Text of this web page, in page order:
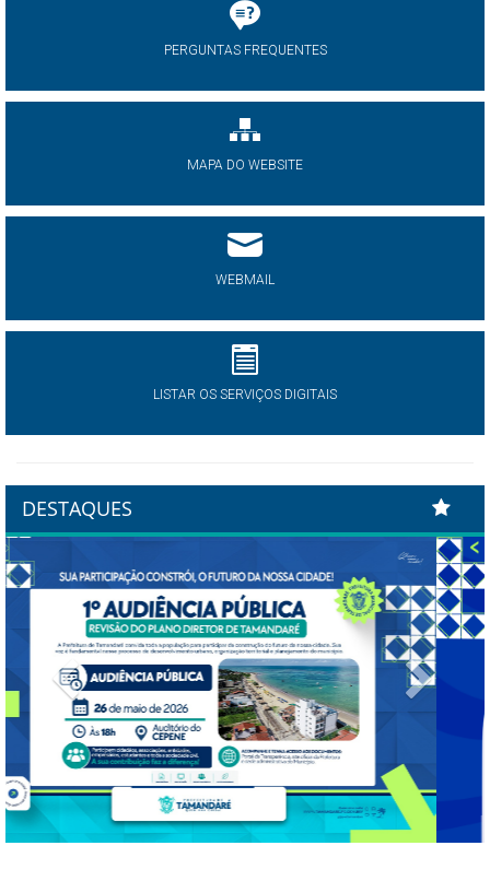
PERGUNTAS FREQUENTES
MAPA DO WEBSITE
WEBMAIL
LISTAR OS SERVIÇOS DIGITAIS
DESTAQUES
Previous Next